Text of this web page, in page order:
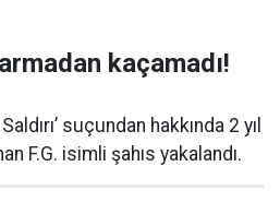
kaçamadı!
suçundan hakkında 2 yıl
F.G. isimli şahıs yakalandı.